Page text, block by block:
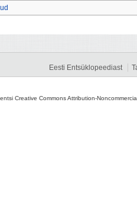
Eesti Entsüklopeediast
Creative Commons Attribution-